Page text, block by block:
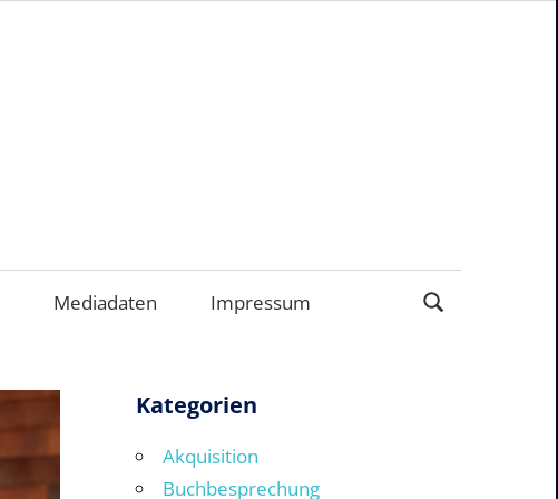
Mediadaten Impressum
Kategorien
Akquisition
Buchbesprechung